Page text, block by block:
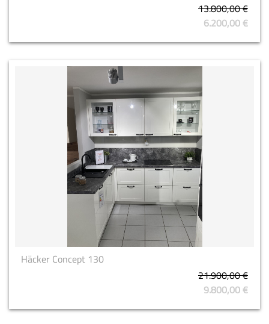
13.800,00 €
6.200,00 €
Häcker Concept 130
21.900,00 €
9.800,00 €